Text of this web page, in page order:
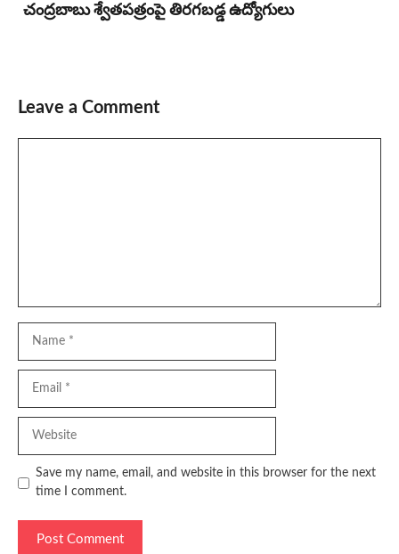
చంద్రబాబు శ్వేతపత్రంపై తిర‌గ‌బ‌డ్డ ఉద్యోగులు
Leave a Comment
Save my name, email, and website in this browser for the next
time I comment.